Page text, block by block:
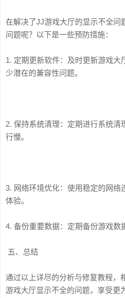
在解决了JJ游戏大厅的显示不全问
问题呢？以下是一些预防措施：
1. 定期更新软件：及时更新游戏
少潜在的兼容性问题。
2. 保持系统清理：定期进行系统
行慢。
3. 网络环境优化：使用稳定的网络
体验。
4. 备份重要数据：定期备份游戏数
五、总结
通过以上详尽的分析与修复教程，
游戏大厅显示不全的问题，享受更